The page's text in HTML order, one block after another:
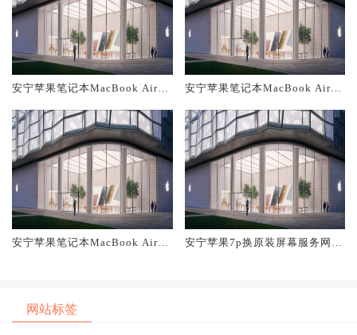
安宁苹果笔记本MacBook Air换
安宁苹果笔记本MacBook Air换
安宁苹果笔记本MacBook Air换
安宁苹果7p换原装屏幕服务网点
网站标签